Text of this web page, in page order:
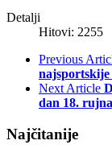
Detalji
Hitovi: 2255
Previous
najsportskije
Next Article
dan 18.
Najčitanije